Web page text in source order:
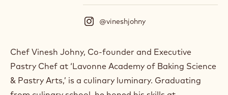
@vineshjohny
s
a
g
Chef Vinesh Johny, Co-founder and Executive
Pastry Chef at ‘Lavonne Academy of Baking Science
& Pastry Arts,’ is a culinary luminary. Graduating